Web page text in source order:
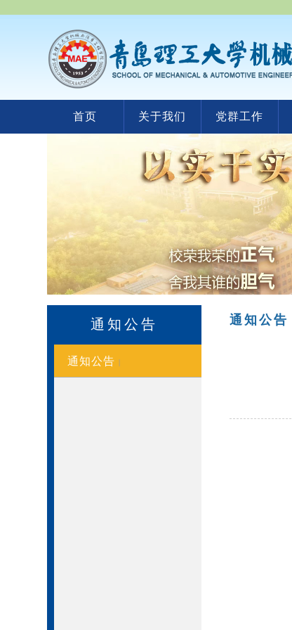
首页 关于我们 党群工作
通知公告
通知公告 |
通知公告